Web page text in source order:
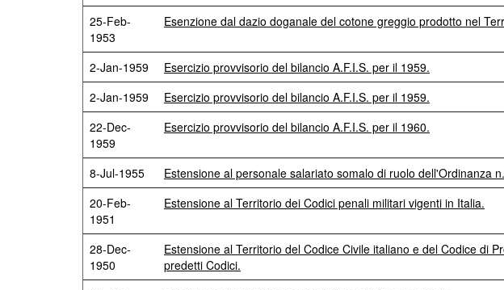
25-Feb-
1953
Esenzione dal dazio doganale del cotone greggio prodotto nel
2-Jan-1959
Esercizio provvisorio del bilancio A.F.I.S. per il 1959.
2-Jan-1959
Esercizio provvisorio del bilancio A.F.I.S. per il 1959.
22-Dec-
1959
Esercizio provvisorio del bilancio A.F.I.S. per il 1960.
8-Jul-1955
Estensione al personale salariato somalo di ruolo dell'Ordinanza
20-Feb-
1951
Estensione al Territorio dei Codici penali militari vigenti in Italia.
28-Dec-
1950
Estensione al Territorio del Codice Civile italiano e del Codice di
predetti Codici.